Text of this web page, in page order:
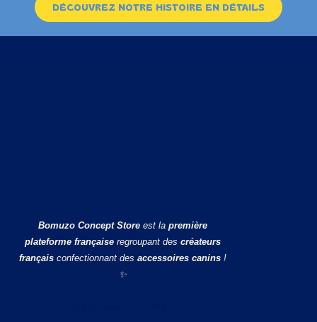
DÉCOUVREZ NOTRE HISTOIRE EN DÉTAILS
Bomuzo Concept Storeest la première
plateforme françaiseregroupant des créateurs
françaisconfectionnant des accessoires canins !
✨